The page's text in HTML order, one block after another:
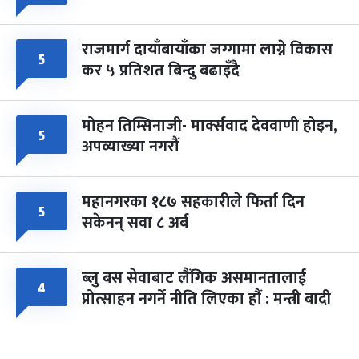
५ राजमार्ग दायाँबायाँका जग्गामा लाग्ने विकास
कर ५ प्रतिशत बिन्दु बढाइँदै
५ मोहन तिम्सिनाजी- मार्क्सवाद देववाणी होइन,
अपव्याख्या नगरौं
५ महानगरका १८७ सहकारीले फिर्ता दिन
सकेनन् सवा ८ अर्ब
४ ब्लु बस सेवाबाट लैंगिक असमानतालाई
प्रोत्साहन नगर्ने नीति लिएका हौं : मन्त्री बादी